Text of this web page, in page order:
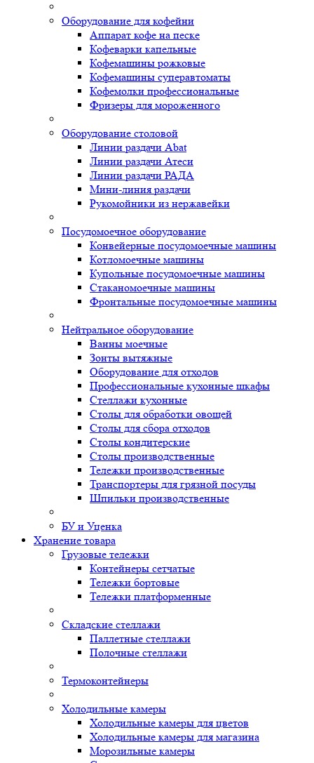
Оборудование для кофейни
Аппарат кофе на песке
Кофеварки капельные
Кофемашины рожковые
Кофемашины суперавтоматы
Кофемолки профессиональные
Фризеры для мороженного
Оборудование столовой
Линии раздачи Abat
Линии раздачи Атеси
Линии раздачи РАДА
Мини-линия раздачи
Рукомойники из нержавейки
Посудомоечное оборудование
Конвейерные посудомоечные машины
Котломоечные машины
Купольные посудомоечные машины
Стаканомоечные машины
Фронтальные посудомоечные машины
Нейтральное оборудование
Ванны моечные
Зонты вытяжные
Оборудование для отходов
Профессиональные кухонные шкафы
Стеллажи кухонные
Столы для обработки овощей
Столы для сбора отходов
Столы кондитерские
Столы производственные
Тележки производственные
Транспортеры для грязной посуды
Шпильки производственные
БУ и Уценка
Хранение товара
Грузовые тележки
Контейнеры сетчатые
Тележки бортовые
Тележки платформенные
Складские стеллажи
Паллетные стеллажи
Полочные стеллажи
Термоконтейнеры
Холодильные камеры
Холодильные камеры для цветов
Холодильные камеры для магазина
Морозильные камеры